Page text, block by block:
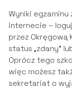
Wyniki
internecie –
przez Okręgową
status „zdany”
Oprócz tego
więc możesz
sekretariat o